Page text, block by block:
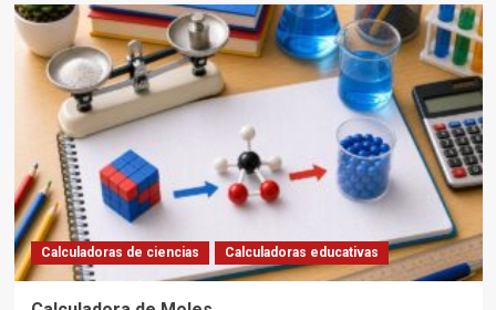
de
Masa
Molar
Calculadoras de ciencias Calculadoras educativas